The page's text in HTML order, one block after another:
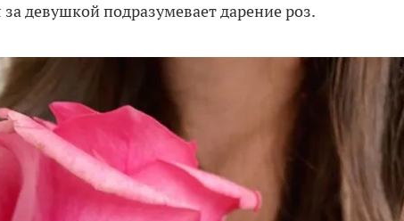
девушкой подразумевает дарение роз.